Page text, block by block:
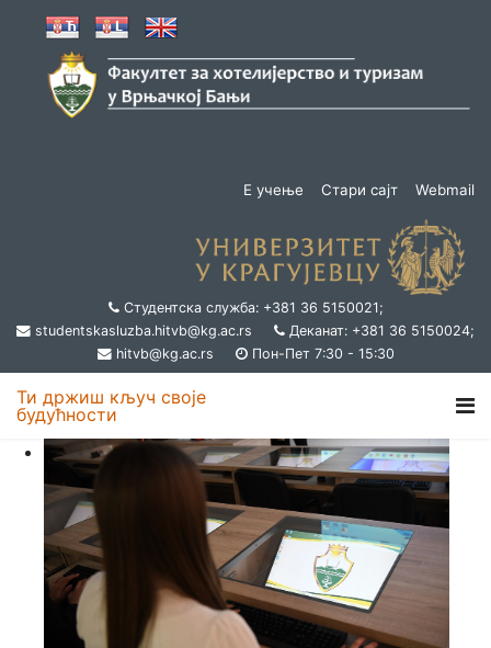
Е учење Стари сајт Webmail
Студентска служба: +381 36 5150021;
studentskasluzba.hitvb@kg.ac.rs
Деканат: +381 36 5150024;
hitvb@kg.ac.rs
Пон-Пет 7:30 - 15:30
Ти држиш кључ своје
будућности